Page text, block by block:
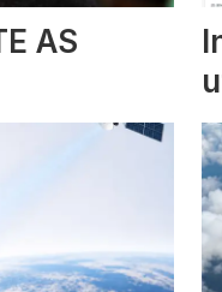
AS